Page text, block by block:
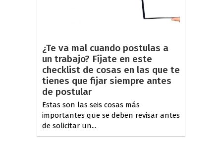
¿Te va mal cuando postulas a
un trabajo? Fíjate en este
checklist de cosas en las que te
tienes que fijar siempre antes
de postular
Estas son las seis cosas más
importantes que se deben revisar antes
de solicitar un...